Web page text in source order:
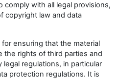
comply with all legal provisions,
copyright law and data
ensuring that the material
the rights of third parties and
regulations, in particular
protection regulations. It is